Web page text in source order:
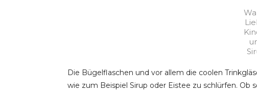
Die Bügelflaschen und vor allem die coolen
wie zum Beispiel Sirup oder Eistee zu schlürfen.